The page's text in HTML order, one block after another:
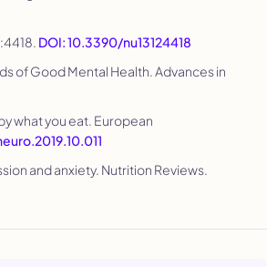
DOI: 10.3390/nu13124418
of Good Mental Health.Advances in
what you eat. European
and anxiety. Nutrition Reviews.